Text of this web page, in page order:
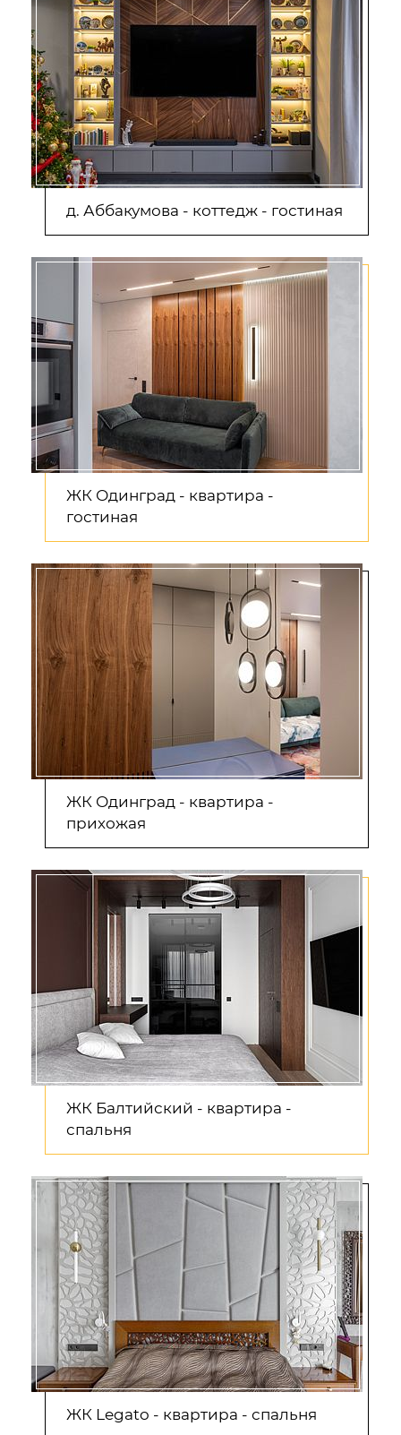
д. Аббакумова - коттедж - гостиная
ЖК Одинград - квартира -
гостиная
ЖК Одинград - квартира -
прихожая
ЖК Балтийский - квартира -
спальня
ЖК Legato - квартира - спальня